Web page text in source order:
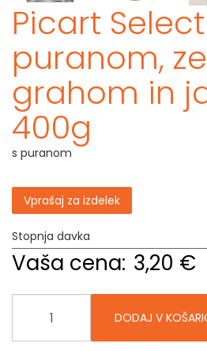
Picart
puranom,
grahom in
400g
s puranom
Vprašaj za izdelek
Stopnja davka
Vaša cena: 3,20 €
DODAJ V